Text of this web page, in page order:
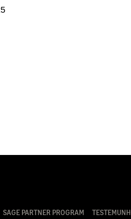
SAGE PARTNER PROGRAM